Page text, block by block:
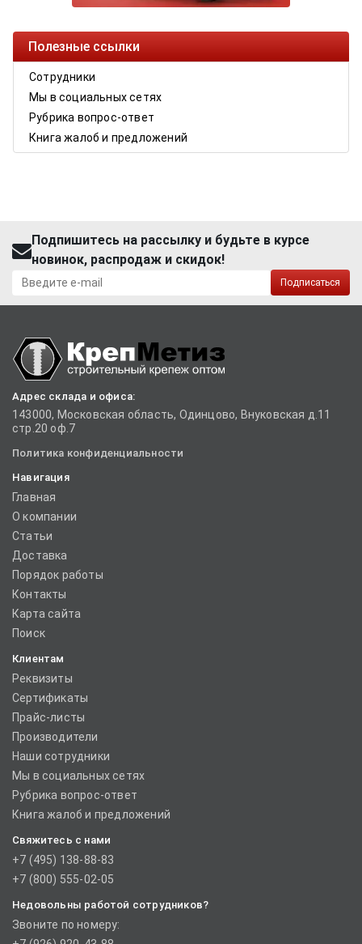
Полезные ссылки
Сотрудники
Мы в социальных сетях
Рубрика вопрос-ответ
Книга жалоб и предложений
Подпишитесь на рассылку и будьте в курсе
новинок, распродаж и скидок!
Подписаться
Адрес склада и офиса:
143000, Московская область, Одинцово, Внуковская д.11
стр.20 оф.7
Политика конфиденциальности
Навигация
Главная
О компании
Статьи
Доставка
Порядок работы
Контакты
Карта сайта
Поиск
Клиентам
Реквизиты
Сертификаты
Прайс-листы
Производители
Наши сотрудники
Мы в социальных сетях
Рубрика вопрос-ответ
Книга жалоб и предложений
Свяжитесь с нами
+7 (495) 138-88-83
+7 (800) 555-02-05
Недовольны работой сотрудников?
Звоните по номеру: